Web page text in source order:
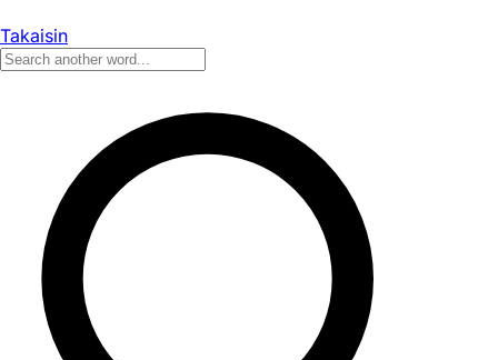
Takaisin